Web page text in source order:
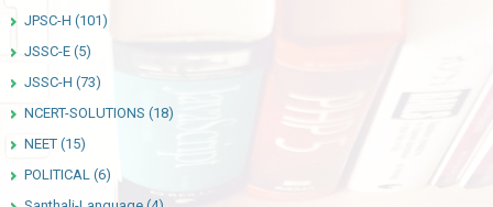
JPSC-H (101)
JSSC-E (5)
JSSC-H (73)
NCERT-SOLUTIONS (18)
NEET (15)
POLITICAL (6)